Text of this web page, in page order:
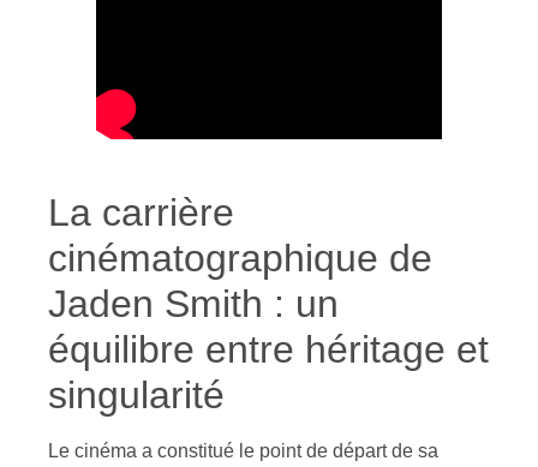
La carrière
cinématographique de
Jaden Smith : un
équilibre entre héritage et
singularité
Le cinéma a constitué le point de départ de sa